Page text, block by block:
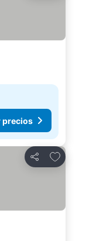
precios
Compartir
Agregar a